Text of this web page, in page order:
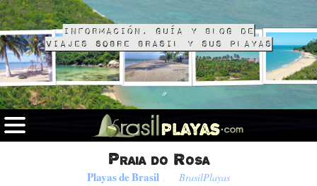
Información, guía y blog de
viajes sobre Brasil y sus playas
Praia do Rosa
Playas de Brasil .
BrasilPlayas